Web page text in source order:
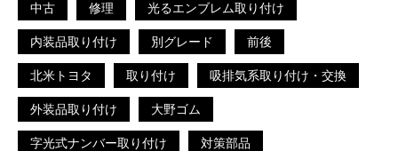
中古 修理 光るエンブレム取り付け
内装品取り付け 別グレード 前後
北米トヨタ 取り付け 吸排気系取り付け・交換
外装品取り付け 大野ゴム
字光式ナンバー取り付け 対策部品